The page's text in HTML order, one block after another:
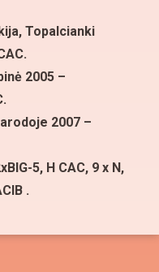
Topalcianki
2005 –
2007 –
5, H CAC, 9 x N,
.